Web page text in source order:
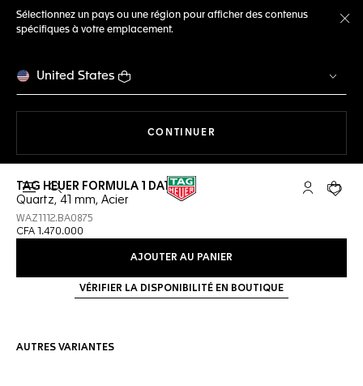
Sélectionnez un pays ou une région pour afficher des contenus
spécifiques à votre emplacement.
United States
CONTINUER
Ouvrir la barre de recherche Compte My
Votre
TAG HEUER FORMULA 1 DATE
Quartz, 41 mm, Acier
WAZ1112.BA0875
CFA 1.470.000
AJOUTER AU PANIER
VÉRIFIER LA DISPONIBILITÉ EN BOUTIQUE
AUTRES VARIANTES